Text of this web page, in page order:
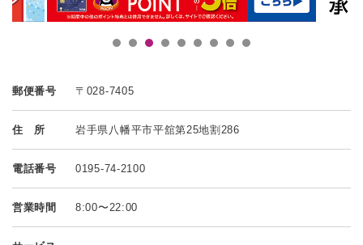
郵便番号 〒028-7405
住 所 岩手県八幡平市平舘第25地割286
電話番号 0195-74-2100
営業時間 8:00〜22:00